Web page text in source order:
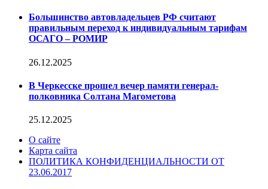
Большинство автовладельцев РФ считают
правильным переход к индивидуальным тарифам
ОСАГО – РОМИР
26.12.2025
В Черкесске прошел вечер памяти генерал-
полковника Солтана Магометова
25.12.2025
О сайте
Карта сайта
ПОЛИТИКА КОНФИДЕНЦИАЛЬНОСТИ ОТ
23.06.2017